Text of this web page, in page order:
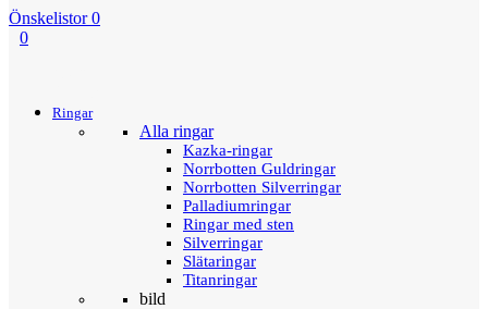
Önskelistor 0
0
Ringar
Alla ringar
Kazka-ringar
Norrbotten Guldringar
Norrbotten Silverringar
Palladiumringar
Ringar med sten
Silverringar
Slätaringar
Titanringar
bild